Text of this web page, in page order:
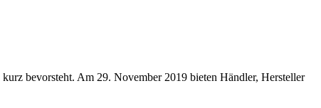
bevorsteht. Am 29. November 2019 bieten Händler, Hersteller